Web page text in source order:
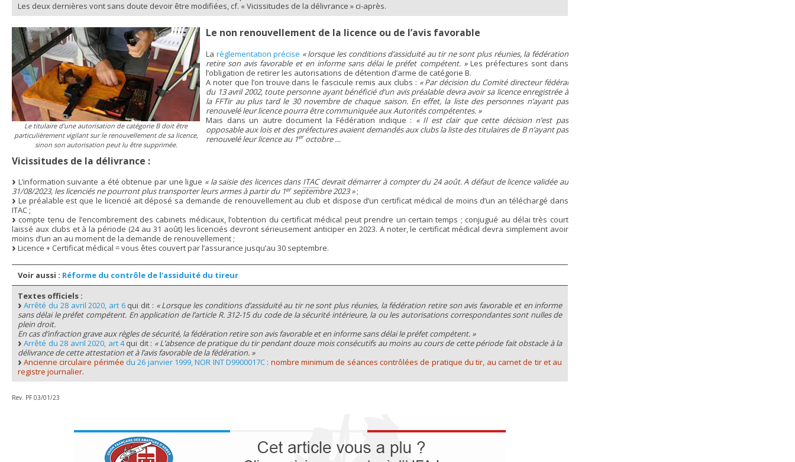
Les deux dernières vont sans doute devoir être modifiées, cf. « Vicissitudes de la délivrance » ci-après.
Le titulaire d’une autorisation de catégorie B doit être
particulièrement vigilant sur le renouvellement de sa licence,
sinon son autorisation peut lu être supprimée.
Le non renouvellement de la licence ou de l’avis favorable
La règlementation précise « lorsque les conditions d’assiduité au tir ne sont plus réunies, la fédération
retire son avis favorable et en informe sans délai le préfet compétent. »Les préfectures sont dans
l’obligation de retirer les autorisations de détention d’arme de catégorie B.
A noter que l’on trouve dans le fascicule remis aux clubs : « Par décision du Comité directeur fédéral
du 13 avril 2002, toute personne ayant bénéficié d’un avis préalable devra avoir sa licence enregistrée à
la FFTir au plus tard le 30 novembre de chaque saison. En effet, la liste des personnes n’ayant pas
renouvelé leur licence pourra être communiquée aux Autorités compétentes. »
Mais dans un autre document la Fédération indique : « Il est clair que cette décision n’est pas
opposable aux lois et des préfectures avaient demandés aux clubs la liste des titulaires de B n’ayant pas
renouvelé leur licence au 1eroctobre …
Vicissitudes de la délivrance :
L’information suivante a été obtenue par une ligue « la saisie des licences dans ITACdevrait démarrer à compter du 24 août. A défaut de licence validée au
31/08/2023, les licenciés ne pourront plus transporter leurs armes à partir du 1erseptembre 2023 »;
Le préalable est que le licencié ait déposé sa demande de renouvellement au club et dispose d’un certificat médical de moins d’un an téléchargé dans
ITAC ;
compte tenu de l’encombrement des cabinets médicaux, l’obtention du certificat médical peut prendre un certain temps ; conjugué au délai très court
laissé aux clubs et à la période (24 au 31 août) les licenciés devront sérieusement anticiper en 2023. A noter, le certificat médical devra simplement avoir
moins d’un an au moment de la demande de renouvellement ;
Licence + Certificat médical = vous êtes couvert par l’assurance jusqu’au 30 septembre.
Voir aussi : Réforme du contrôle de l’assiduité du tireur
Textes officiels :
Arrêté du 28 avril 2020, art 6qui dit : « Lorsque les conditions d’assiduité au tir ne sont plus réunies, la fédération retire son avis favorable et en informe
sans délai le préfet compétent. En application de l’article R. 312-15 du code de la sécurité intérieure, la ou les autorisations correspondantes sont nulles de
plein droit.
En cas d’infraction grave aux règles de sécurité, la fédération retire son avis favorable et en informe sans délai le préfet compétent. »
Arrêté du 28 avril 2020, art 4qui dit : « L’absence de pratique du tir pendant douze mois consécutifs au moins au cours de cette période fait obstacle à la
délivrance de cette attestation et à l’avis favorable de la fédération. »
Ancienne circulaire périmée du 26 janvier 1999, NOR INT D9900017C : nombre minimum de séances contrôlées de pratique du tir, au carnet de tir et au
registre journalier.
Rev. PF 03/01/23